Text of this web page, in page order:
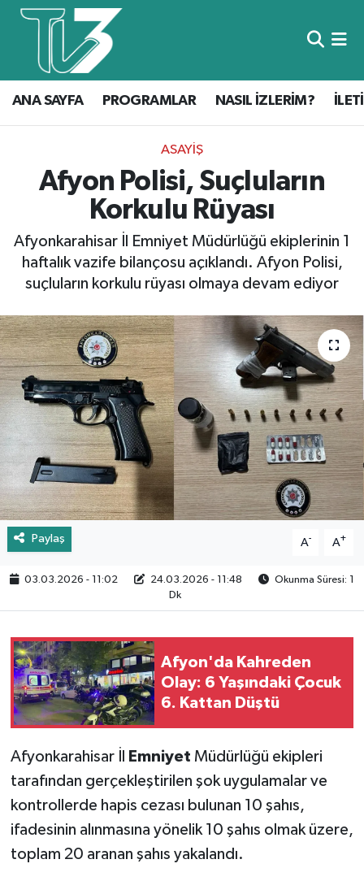
ANA SAYFA PROGRAMLAR NASIL İZLERİM?
ASAYIŞ
Afyon Polisi, Suçluların
Korkulu Rüyası
Afyonkarahisar İl Emniyet Müdürlüğü ekiplerinin 1
haftalık vazife bilançosu açıklandı. Afyon Polisi,
suçluların korkulu rüyası olmaya devam ediyor
Paylaş A- A+
03.03.2026 - 11:02 24.03.2026 - 11:48
Okunma Süresi: 1
Dk
Afyon'da Kahreden
Olay: 6 Yaşındaki Çocuk
6. Kattan Düştü
Afyonkarahisar İl Emniyet Müdürlüğü ekipleri
tarafından gerçekleştirilen şok uygulamalar ve
kontrollerde hapis cezası bulunan 10 şahıs,
ifadesinin alınmasına yönelik 10 şahıs olmak üzere,
toplam 20 aranan şahıs yakalandı.
Foto Galeri
Canlı Yayın
ANA SAYFA
PROGRAMLAR
İLETİŞİM
CANLI YAYIN